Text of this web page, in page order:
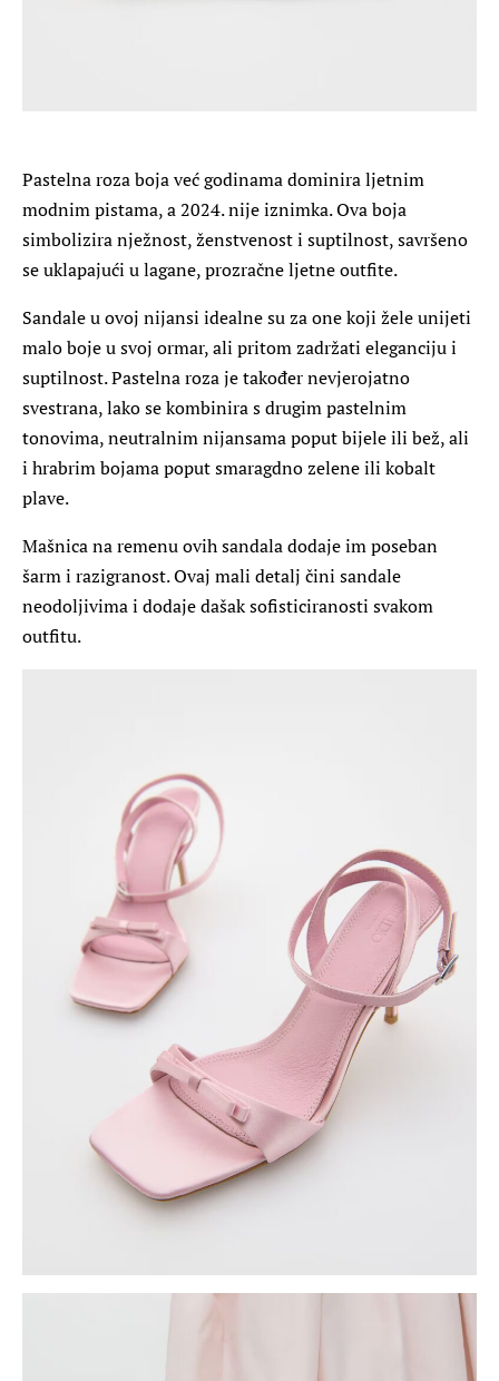
Pastelna roza boja već godinama dominira ljetnim
modnim pistama, a 2024. nije iznimka. Ova boja
simbolizira nježnost, ženstvenost i suptilnost, savršeno
se uklapajući u lagane, prozračne ljetne outfite.
Sandale u ovoj nijansi idealne su za one koji žele unijeti
malo boje u svoj ormar, ali pritom zadržati eleganciju i
suptilnost. Pastelna roza je također nevjerojatno
svestrana, lako se kombinira s drugim pastelnim
tonovima, neutralnim nijansama poput bijele ili bež, ali
i hrabrim bojama poput smaragdno zelene ili kobalt
plave.
Mašnica na remenu ovih sandala dodaje im poseban
šarm i razigranost. Ovaj mali detalj čini sandale
neodoljivima i dodaje dašak sofisticiranosti svakom
outfitu.